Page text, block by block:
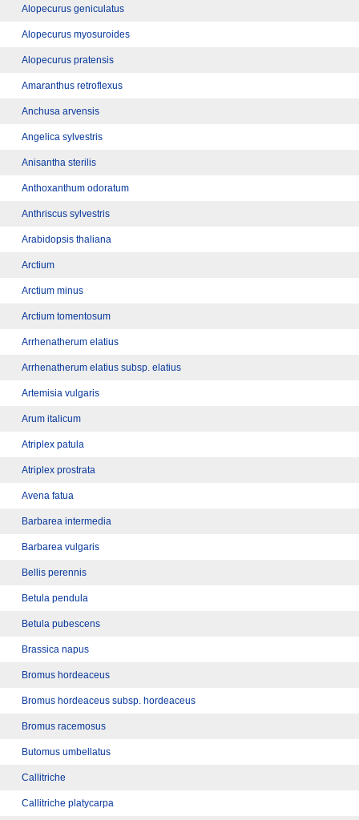
Alopecurus geniculatus
Alopecurus myosuroides
Alopecurus pratensis
Amaranthus retroflexus
Anchusa arvensis
Angelica sylvestris
Anisantha sterilis
Anthoxanthum odoratum
Anthriscus sylvestris
Arabidopsis thaliana
Arctium
Arctium minus
Arctium tomentosum
Arrhenatherum elatius
Arrhenatherum elatius subsp. elatius
Artemisia vulgaris
Arum italicum
Atriplex patula
Atriplex prostrata
Avena fatua
Barbarea intermedia
Barbarea vulgaris
Bellis perennis
Betula pendula
Betula pubescens
Brassica napus
Bromus hordeaceus
Bromus hordeaceus subsp. hordeaceus
Bromus racemosus
Butomus umbellatus
Callitriche
Callitriche platycarpa